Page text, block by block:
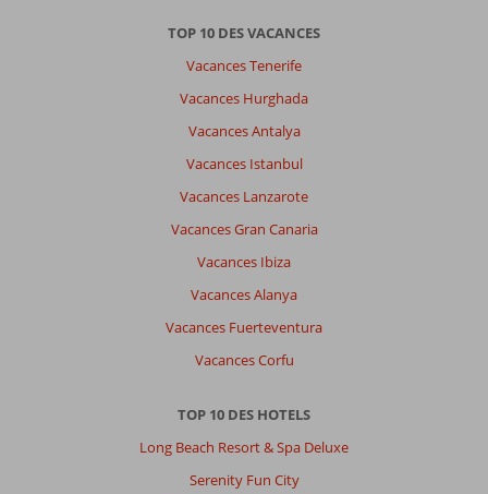
TOP 10 DES VACANCES
Vacances Tenerife
Vacances Hurghada
Vacances Antalya
Vacances Istanbul
Vacances Lanzarote
Vacances Gran Canaria
Vacances Ibiza
Vacances Alanya
Vacances Fuerteventura
Vacances Corfu
TOP 10 DES HOTELS
Long Beach Resort & Spa Deluxe
Serenity Fun City